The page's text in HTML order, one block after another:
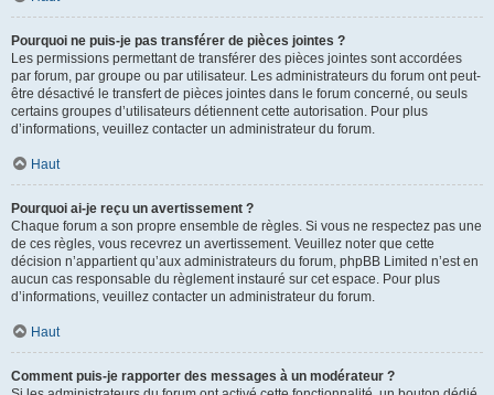
Pourquoi ne puis-je pas transférer de pièces jointes ?
Les permissions permettant de transférer des pièces jointes sont accordées
par forum, par groupe ou par utilisateur. Les administrateurs du forum ont peut-
être désactivé le transfert de pièces jointes dans le forum concerné, ou seuls
certains groupes d’utilisateurs détiennent cette autorisation. Pour plus
d’informations, veuillez contacter un administrateur du forum.
Haut
Pourquoi ai-je reçu un avertissement ?
Chaque forum a son propre ensemble de règles. Si vous ne respectez pas une
de ces règles, vous recevrez un avertissement. Veuillez noter que cette
décision n’appartient qu’aux administrateurs du forum, phpBB Limited n’est en
aucun cas responsable du règlement instauré sur cet espace. Pour plus
d’informations, veuillez contacter un administrateur du forum.
Haut
Comment puis-je rapporter des messages à un modérateur ?